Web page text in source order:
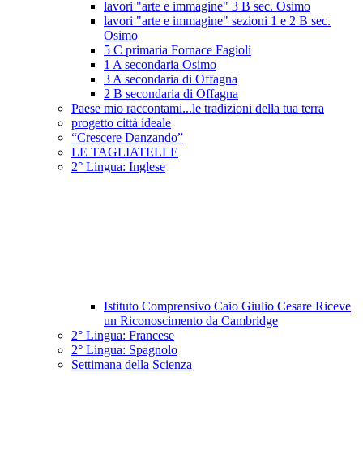
lavori "arte e immagine" 3 B sec. Osimo
lavori "arte e immagine" sezioni 1 e 2 B sec.
Osimo
5 C primaria Fornace Fagioli
1 A secondaria Osimo
3 A secondaria di Offagna
2 B secondaria di Offagna
Paese mio raccontami...le tradizioni della tua terra
progetto città ideale
“Crescere Danzando”
LE TAGLIATELLE
2° Lingua: Inglese
Istituto Comprensivo Caio Giulio Cesare Riceve
un Riconoscimento da Cambridge
2° Lingua: Francese
2° Lingua: Spagnolo
Settimana della Scienza